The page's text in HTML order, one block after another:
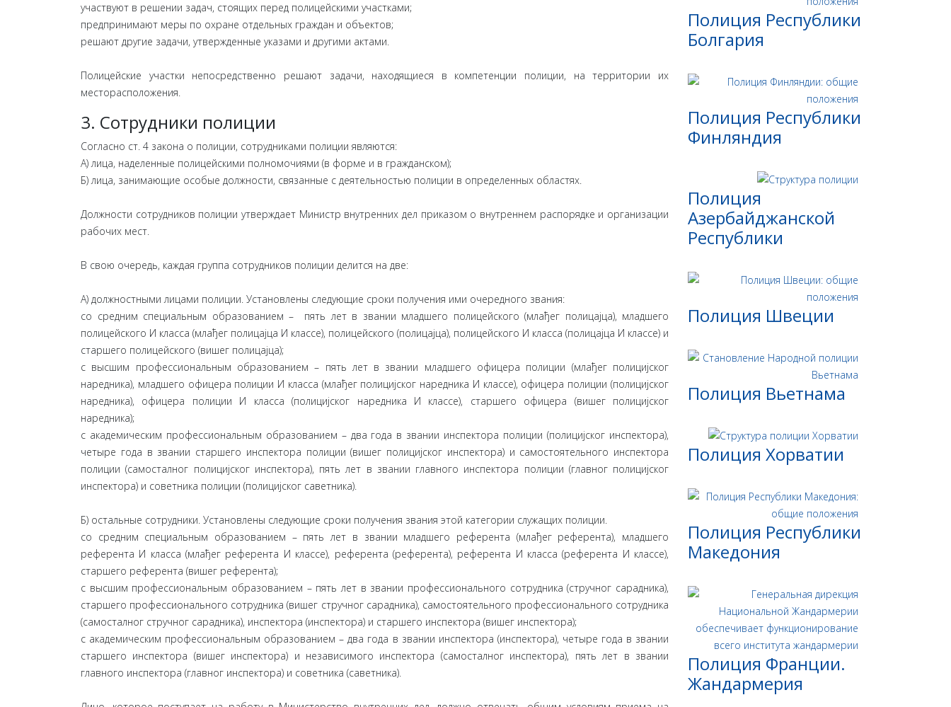
участвуют в решении задач, стоящих перед полицейскими участками;
предпринимают меры по охране отдельных граждан и объектов;
решают другие задачи, утвержденные указами и другими актами.
Полицейские участки непосредственно решают задачи, находящиеся в компетенции полиции, на территории их
месторасположения.
3. Сотрудники полиции
Согласно ст. 4 закона о полиции, сотрудниками полиции являются:
А) лица, наделенные полицейскими полномочиями (в форме и в гражданском);
Б) лица, занимающие особые должности, связанные с деятельностью полиции в определенных областях.
Должности сотрудников полиции утверждает Министр внутренних дел приказом о внутреннем распорядке и организации
рабочих мест.
В свою очередь, каждая группа сотрудников полиции делится на две:
А) должностными лицами полиции. Установлены следующие сроки получения ими очередного звания:
со средним специальным образованием – пять лет в звании младшего полицейского (млађег полицајца), младшего
полицейского И класса (млађег полицајца И классе), полицейского (полицајца), полицейского И класса (полицајца И классе) и
старшего полицейского (вишег полицајца);
с высшим профессиональным образованием – пять лет в звании младшего офицера полиции (млађег полицијског
наредника), младшего офицера полиции И класса (млађег полицијског наредника И классе), офицера полиции (полицијског
наредника), офицера полиции И класса (полицијског наредника И классе), старшего офицера (вишег полицијског
наредника);
с академическим профессиональным образованием – два года в звании инспектора полиции (полицијског инспектора),
четыре года в звании старшего инспектора полиции (вишег полицијског инспектора) и самостоятельного инспектора
полиции (самосталног полицијског инспектора), пять лет в звании главного инспектора полиции (главног полицијског
инспектора) и советника полиции (полицијског саветника).
Б) остальные сотрудники. Установлены следующие сроки получения звания этой категории служащих полиции.
со средним специальным образованием – пять лет в звании младшего референта (млађег референта), младшего
референта И класса (млађег референта И классе), референта (референта), референта И класса (референта И классе),
старшего референта (вишег референта);
с высшим профессиональным образованием – пять лет в звании профессионального сотрудника (стручног сарадника),
старшего профессионального сотрудника (вишег стручног сарадника), самостоятельного профессионального сотрудника
(самосталног стручног сарадника), инспектора (инспектора) и старшего инспектора (вишег инспектора);
с академическим профессиональным образованием – два года в звании инспектора (инспектора), четыре года в звании
старшего инспектора (вишег инспектора) и независимого инспектора (самосталног инспектора), пять лет в звании
главного инспектора (главног инспектора) и советника (саветника).
Полиция Республики
Болгария
Полиция Республики
Финляндия
Полиция
Азербайджанской
Республики
Полиция Швеции
Полиция Вьетнама
Полиция Хорватии
Полиция Республики
Македония
Полиция Франции.
Жандармерия